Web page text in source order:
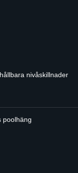
nivåskillnader
poolhäng